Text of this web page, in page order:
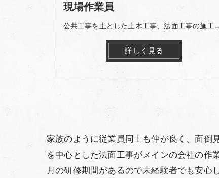
現場作業員
公共工事を主とした土木工事、法面工事の施工を行って頂きます。 ＜主な業務＞ ・金網の設置 ・鉄筋の組立て ・モルタル、コンクリートの吹き付け
詳しく見る
家族のように従業員同士も仲が良く、面倒
を中心とした法面工事がメインの会社の
月の研修期間があるので未経験者でも安